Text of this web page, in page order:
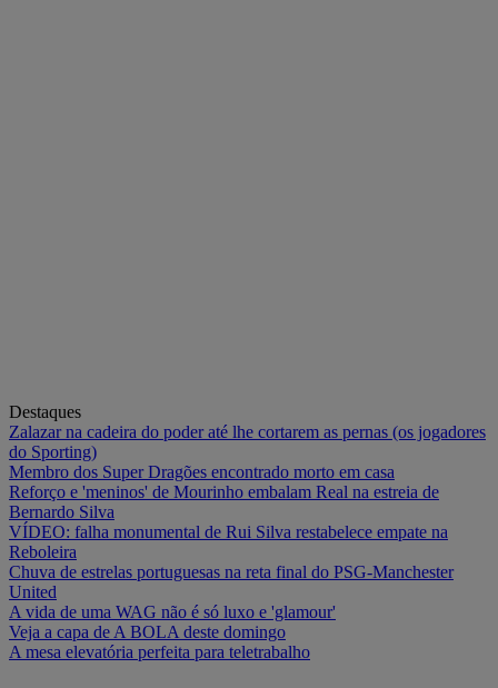
Destaques
Zalazar na cadeira do poder até lhe cortarem as pernas (os jogadores
do Sporting)
Membro dos Super Dragões encontrado morto em casa
Reforço e 'meninos' de Mourinho embalam Real na estreia de
Bernardo Silva
VÍDEO: falha monumental de Rui Silva restabelece empate na
Reboleira
Chuva de estrelas portuguesas na reta final do PSG-Manchester
United
A vida de uma WAG não é só luxo e 'glamour'
Veja a capa de A BOLA deste domingo
A mesa elevatória perfeita para teletrabalho